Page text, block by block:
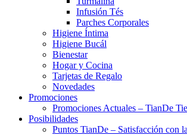
Infusión Tés
Parches Corporales
Higiene Íntima
Higiene Bucál
Bienestar
Hogar y Cocina
Tarjetas de Regalo
Novedades
Promociones
Promociones Actuales – TianDe
Posibilidades
Puntos TianDe – Satisfacción con